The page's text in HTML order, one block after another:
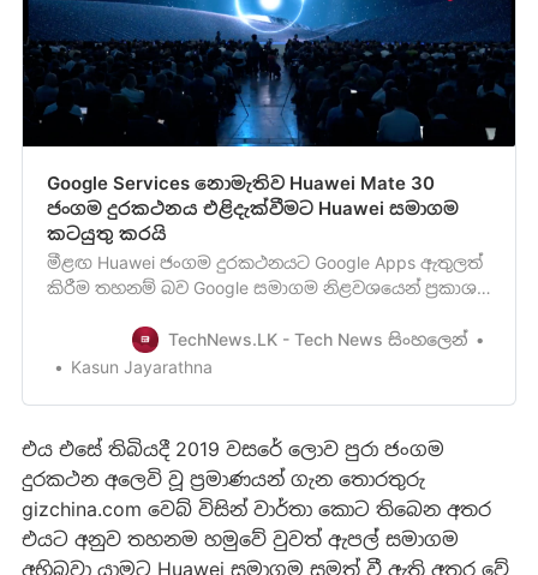
Google Services නොමැතිව Huawei Mate 30
ජංගම දුරකථනය එළිදැක්වීමට Huawei සමාගම
කටයුතු කරයි
මීළඟ Huawei ජංගම දුරකථනයට Google Apps ඇතුලත්
කිරීම තහනම් බව Google සමාගම නිළවශයෙන් ප්‍රකාශ
කරන්නට කටයුතු කළාමතක ඇති. මීළඟ Huawei ජංගම
දුරකථනයට Google Apps ඇතුලත් කිරීම තහනම් බව
TechNews.LK - Tech News සිංහලෙන්
Kasun Jayarathna
එය එසේ තිබියදී 2019 වසරේ ලොව පුරා ජංගම
දුරකථන අලෙවි වූ ප්‍රමාණයන් ගැන තොරතුරු
gizchina.com වෙබ් විසින් වාර්තා කොට තිබෙන අතර
එයට අනුව තහනම හමුවේ වුවත් ඇපල් සමාගම
අභිබවා යාමට Huawei සමාගම සමත් වී ඇති අතර වේ